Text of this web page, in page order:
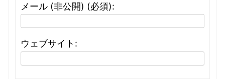
メール (非公開) (必須):
ウェブサイト: